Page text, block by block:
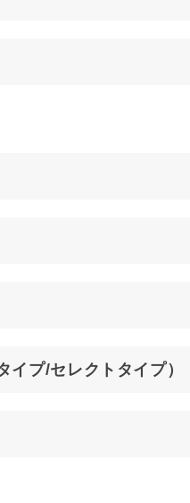
プ/セレクトタイプ）